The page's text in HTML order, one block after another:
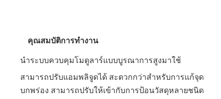
คุณสมบัติการทำงาน
นำระบบควบคุมโมดูลาร์แบบบูรณาการสูงมาใช้
สามารถปรับแอมพลิจูดได้ สะดวกกว่าสำหรับการแก้จุด
บกพร่อง สามารถปรับให้เข้ากับการป้อนวัสดุหลายชนิด